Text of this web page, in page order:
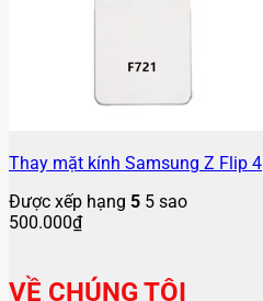
Thay mặt kính Samsung Z Flip 4
Được xếp hạng 5 5 sao
500.000₫
VỀ CHÚNG TÔI